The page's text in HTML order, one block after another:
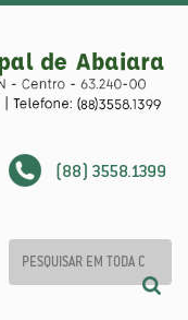
(88) 3558.1399